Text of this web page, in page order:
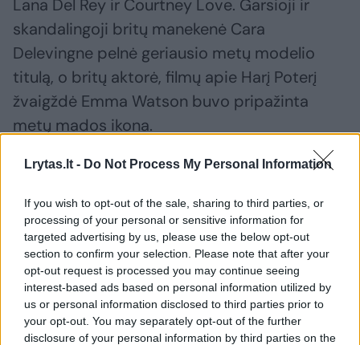
Lrytas.lt - Do Not Process My Personal Information
If you wish to opt-out of the sale, sharing to third parties, or
processing of your personal or sensitive information for
targeted advertising by us, please use the below opt-out
section to confirm your selection. Please note that after your
opt-out request is processed you may continue seeing
interest-based ads based on personal information utilized by
us or personal information disclosed to third parties prior to
your opt-out. You may separately opt-out of the further
disclosure of your personal information by third parties on the
Lana Del Rey ir Courtney Love. Garsioji ir
skandalingoji britų manekenė Cara
Delevingne pelnė geriausio metų modelio
titulą, o britų aktorė, filmų apie Harį Poterį
žvaigždė Emma Watson buvo pripažinta
metų mados ikona.
vyriausioji redaktorė Anna Wintour gavo
prizą už didžius nuopelnus mados industrijai.
Antrą kartą prekės ženklu išrinktas buvusios
„Spice Girls“ grupės atlikėjos Victoria
Beckham mados namų ženklas.